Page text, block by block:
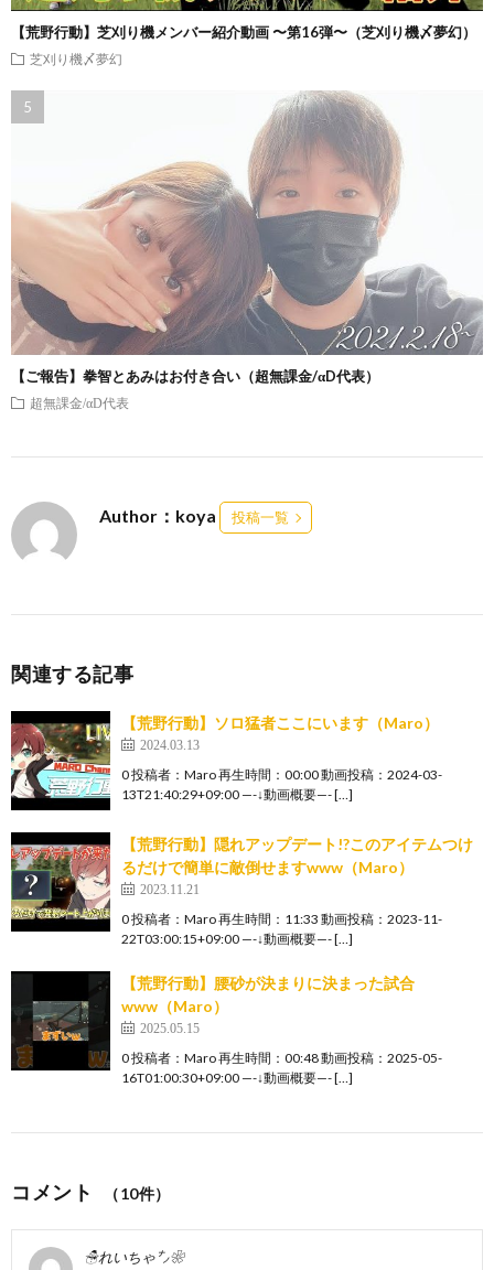
【荒野行動】芝刈り機メンバー紹介動画 〜第16弾〜（芝刈り機〆夢幻）
芝刈り機〆夢幻
【ご報告】拳智とあみはお付き合い（超無課金/αD代表）
超無課金/αD代表
Author：koya 投稿一覧
関連する記事
【荒野行動】ソロ猛者ここにいます（Maro）
2024.03.13
0 投稿者：Maro 再生時間：00:00 動画投稿：2024-03-
13T21:40:29+09:00 —-↓動画概要—- […]
【荒野行動】隠れアップデート!?このアイテムつけ
るだけで簡単に敵倒せますwww（Maro）
2023.11.21
0 投稿者：Maro 再生時間：11:33 動画投稿：2023-11-
22T03:00:15+09:00 —-↓動画概要—- […]
【荒野行動】腰砂が決まりに決まった試合
www（Maro）
2025.05.15
0 投稿者：Maro 再生時間：00:48 動画投稿：2025-05-
16T01:00:30+09:00 —-↓動画概要—- […]
コメント （10件）
☃れいちゃ㌨❀